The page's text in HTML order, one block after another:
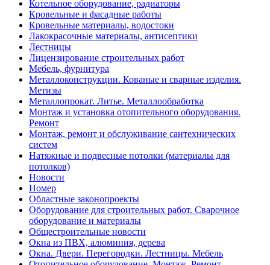
Котельное оборудование, радиаторы
Кровельные и фасадные работы
Кровельные материалы, водостоки
Лакокрасочные материалы, антисептики
Лестницы
Лицензирование строительных работ
Мебель, фурнитура
Металлоконструкции. Кованые и сварные изделия.
Метизы
Металлопрокат. Литье. Металлообработка
Монтаж и установка отопительного оборудования.
Ремонт
Монтаж, ремонт и обслуживание сантехнических
систем
Натяжные и подвесные потолки (материалы для
потолков)
Новости
Номер
Областные законопроекты
Оборудование для строительных работ. Сварочное
оборудование и материалы
Общестроительные новости
Окна из ПВХ, алюминия, дерева
Окна. Двери. Перегородки. Лестницы. Мебель